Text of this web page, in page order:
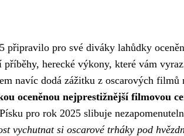
pro své diváky lahůdky
herecké výkony, které vám
navíc dodá zážitku z oscarových filmů
oceněnou nejprestižnější filmovou
pro rok 2025 slibuje
vychutnat si oscarové trháky pod